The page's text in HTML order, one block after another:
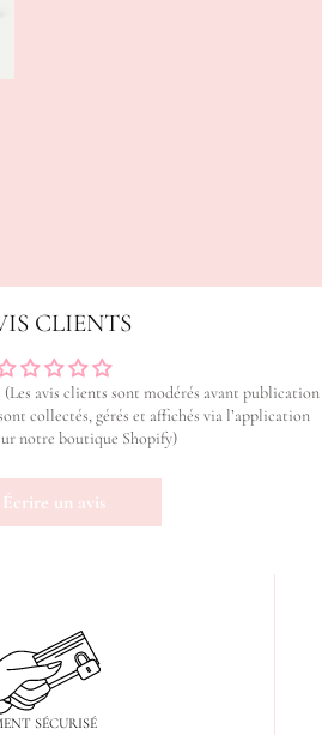
CLIENTS
avis clients sont modérés avant publication
collectés, gérés et affichés via l’application
notre boutique Shopify)
Écrire un avis
SÉCURISÉ